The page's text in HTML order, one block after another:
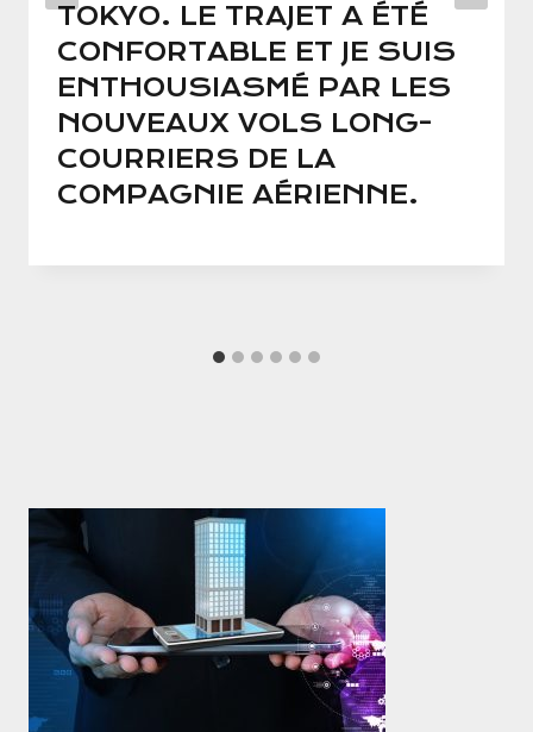
TOKYO. LE TRAJET A ÉTÉ
CONFORTABLE ET JE SUIS
ENTHOUSIASMÉ PAR LES
NOUVEAUX VOLS LONG-
COURRIERS DE LA
COMPAGNIE AÉRIENNE.